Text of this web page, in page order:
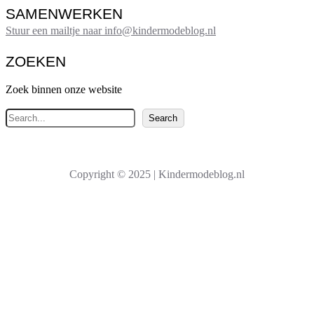
SAMENWERKEN
Stuur een mailtje naar info@kindermodeblog.nl
ZOEKEN
Zoek binnen onze website
Z
o
e
Search
Copyright © 2025 | Kindermodeblog.nl